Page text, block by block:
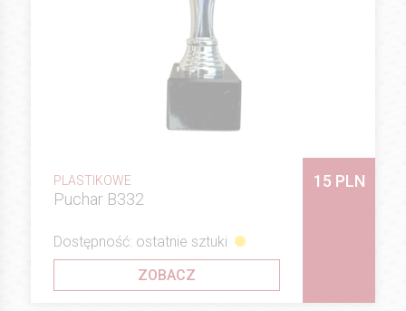
PLASTIKOWE
Puchar B332
15 PLN
Dostępność: ostatnie sztuki
ZOBACZ